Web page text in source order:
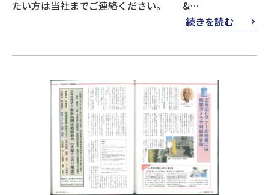
たい方は当社までご連絡ください。 &…
続きを読む